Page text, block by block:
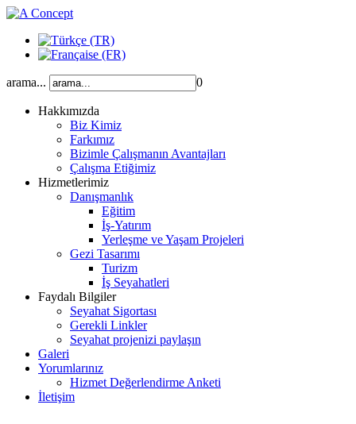
arama... 0
Hakkımızda
Biz Kimiz
Farkımız
Bizimle Çalışmanın Avantajları
Çalışma Etiğimiz
Hizmetlerimiz
Danışmanlık
Eğitim
İş-Yatırım
Yerleşme ve Yaşam Projeleri
Gezi Tasarımı
Turizm
İş Seyahatleri
Faydalı Bilgiler
Seyahat Sigortası
Gerekli Linkler
Seyahat projenizi paylaşın
Galeri
Yorumlarınız
Hizmet Değerlendirme Anketi
İletişim